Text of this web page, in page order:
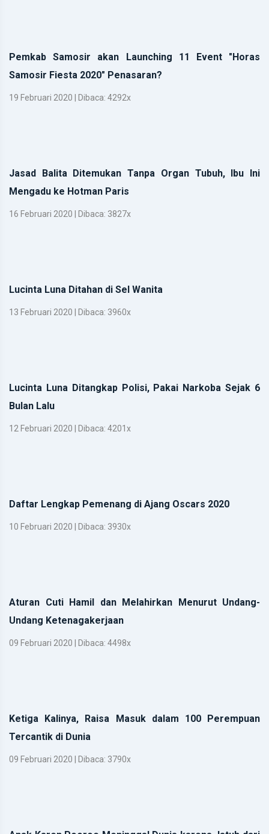
Pemkab Samosir akan Launching 11 Event "Horas
Samosir Fiesta 2020" Penasaran?
19 Februari 2020 | Dibaca: 4292x
Jasad Balita Ditemukan Tanpa Organ Tubuh, Ibu Ini
Mengadu ke Hotman Paris
16 Februari 2020 | Dibaca: 3827x
Lucinta Luna Ditahan di Sel Wanita
13 Februari 2020 | Dibaca: 3960x
Lucinta Luna Ditangkap Polisi, Pakai Narkoba Sejak 6
Bulan Lalu
12 Februari 2020 | Dibaca: 4201x
Daftar Lengkap Pemenang di Ajang Oscars 2020
10 Februari 2020 | Dibaca: 3930x
Aturan Cuti Hamil dan Melahirkan Menurut Undang-
Undang Ketenagakerjaan
09 Februari 2020 | Dibaca: 4498x
Ketiga Kalinya, Raisa Masuk dalam 100 Perempuan
Tercantik di Dunia
09 Februari 2020 | Dibaca: 3790x